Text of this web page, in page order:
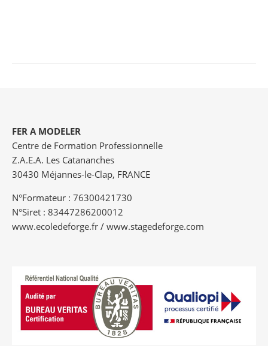
FER A MODELER
Centre de Formation Professionnelle
Z.A.E.A. Les Catananches
30430 Méjannes-le-Clap, FRANCE
N°Formateur : 76300421730
N°Siret : 83447286200012
www.ecoledeforge.fr / www.stagedeforge.com